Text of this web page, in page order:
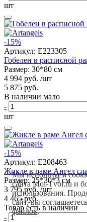
шт
-15%
Артикул: E223305
Гобелен в расписной
Размер: 30*80 см
4 994 руб. /шт
5 875 руб.
В наличии мало
-
шт
-15%
Артикул: E208463
Жикле в раме Ангел
Размер: 25*30*3 см
3 795 руб. /шт
4 465 руб.
Товар есть в наличии
-
Мы используем
сайта Moi-Tvoi.ru и
использования.
сайт, вы
файлов.